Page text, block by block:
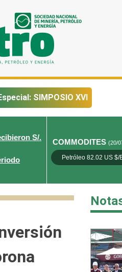
SIMPOSIO XVI
S/.
COMMODITES(20/
Petróleo 82.02 US $/